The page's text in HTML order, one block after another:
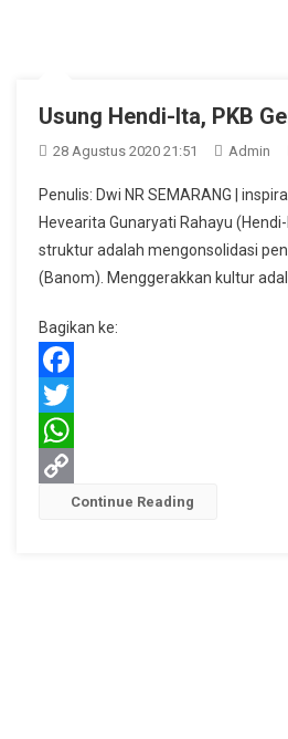
Usung Hendi-Ita, PKB
28 Agustus 2020 21:51 Admin
Penulis: Dwi NR SEMARANG |
Hevearita Gunaryati Rahayu
struktur adalah mengonsolidasi
(Banom). Menggerakkan kultur
Bagikan ke:
Facebook
Twitter
WhatsApp
CopyContinue Reading